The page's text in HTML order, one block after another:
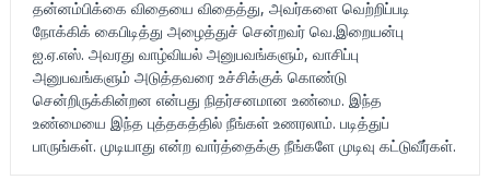
தன்னம்பிக்கை விதையை விதைத்து, அவர்களை வெற்றிப்படி
நோக்கிக் கைபிடித்து அழைத்துச் சென்றவர் வெ.இறையன்பு
ஐ.ஏ.எஸ். அவரது வாழ்வியல் அனுபவங்களும், வாசிப்பு
அனுபவங்களும் அடுத்தவரை உச்சிக்குக் கொண்டு
சென்றிருக்கின்றன என்பது நிதர்சனமான உண்மை. இந்த
உண்மையை இந்த புத்தகத்தில் நீங்கள் உணரலாம். படித்துப்
பாருங்கள். முடியாது என்ற வார்த்தைக்கு நீங்களே முடிவு கட்டுவீர்கள்.